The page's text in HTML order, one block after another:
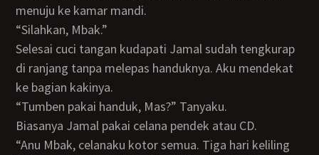
menuju ke kamar mandi.
“Silahkan, Mbak.”
Selesai cuci tangan kudapati Jamal sudah tengkurap
di ranjang tanpa melepas handuknya. Aku mendekat
ke bagian kakinya.
“Tumben pakai handuk, Mas?” Tanyaku.
Biasanya Jamal pakai celana pendek atau CD.
“Anu Mbak, celanaku kotor semua. Tiga hari keliling